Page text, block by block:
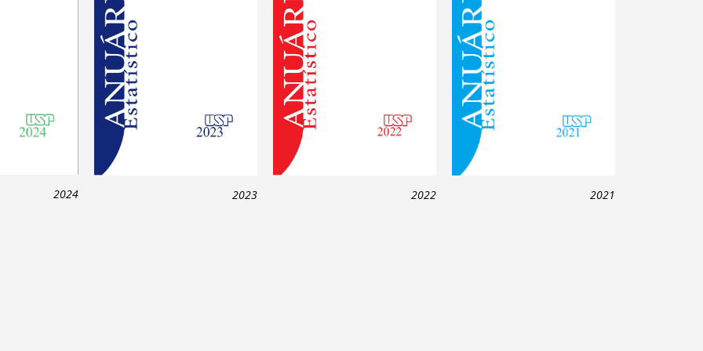
2024 2023 2022 2021